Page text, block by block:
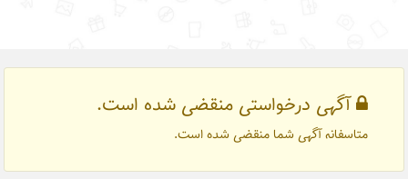
آگهی درخواستی منقضی شده است.
متاسفانه آگهی شما منقضی شده است.